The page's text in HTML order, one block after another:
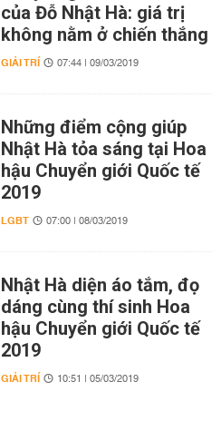
của Đỗ Nhật Hà: giá trị
không nằm ở chiến thắng
GIẢI TRÍ 07:44 | 09/03/2019
Những điểm cộng giúp
Nhật Hà tỏa sáng tại Hoa
hậu Chuyển giới Quốc tế
2019
LGBT 07:00 | 08/03/2019
Nhật Hà diện áo tắm, đọ
dáng cùng thí sinh Hoa
hậu Chuyển giới Quốc tế
2019
GIẢI TRÍ 10:51 | 05/03/2019